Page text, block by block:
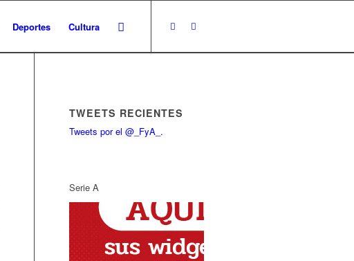
Deportes Cultura
TWEETS RECIENTES
Tweets por el @_FyA_.
Serie A